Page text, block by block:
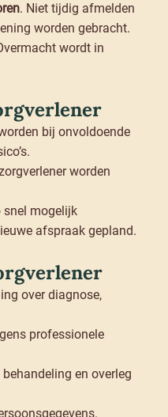
. Niet tijdig afmelden
worden gebracht.
wordt in
bij onvoldoende
worden
snel mogelijk
afspraak gepland.
over diagnose,
professionele
en overleg